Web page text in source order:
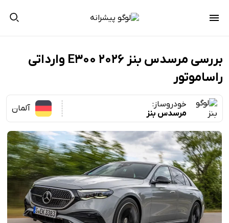
بررسی مرسدس بنز E300 ۲۰۲۶ وارداتی
راساموتور
خودروساز:
مرسدس بنز
آلمان